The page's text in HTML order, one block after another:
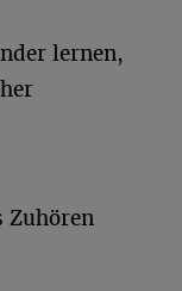
lernen,
Zuhören